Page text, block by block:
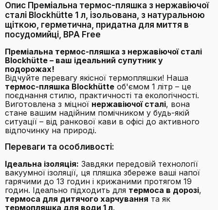
Опис Преміальна термос-пляшка з нержавіючої
сталі Blockhütte 1 л, ізольована, з натуральною
щіткою, герметична, придатна для миття в
посудомийці, BPA Free
Преміальна термос-пляшка з нержавіючої сталі
Blockhütte – ваш ідеальний супутник у
подорожах!
Відчуйте перевагу якісної термопляшки! Наша
термос-пляшка Blockhütte об'ємом 1 літр – це
поєднання стилю, практичності та екологічності.
Виготовлена з міцної нержавіючої сталі, вона
стане вашим надійним помічником у будь-якій
ситуації – від ранкової кави в офісі до активного
відпочинку на природі.
Переваги та особливості:
Ідеальна ізоляція: Завдяки передовій технології
вакуумної ізоляції, ця пляшка збереже ваші напої
гарячими до 13 годин і крижаними протягом 19
годин. Ідеально підходить для термоса в дорозі,
термоса для дитячого харчування та як
термопляшка для води 1 л.